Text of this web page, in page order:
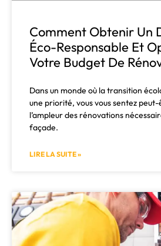
Comment Obtenir Un
Éco-Responsable Et
Votre Budget De
Dans un monde où la transition
une priorité, vous vous sentez
l’ampleur des rénovations
façade.
LIRE LA SUITE »